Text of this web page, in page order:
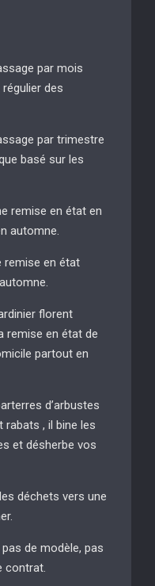
par mois
des
par trimestre
basé sur les
remise en état en
automne.
remise en état
florent
remise en état de
partout en
d’arbustes
rabats , il bine les
et désherbe vos
déchets vers une
pas de modèle, pas
contrat.